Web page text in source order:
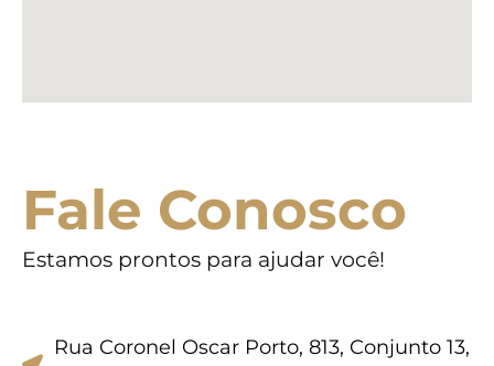
Fale Conosco
Estamos prontos para ajudar você!
Rua Coronel Oscar Porto, 813, Conjunto 13,